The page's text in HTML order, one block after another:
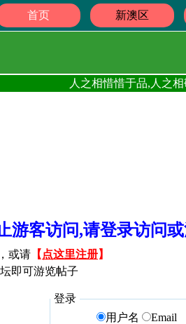
首页 新澳区
人之相惜惜于品,人之
游客访问,请登录访问
或请 【 点这里注册】
即可游览帖子
登录
用户名
Email